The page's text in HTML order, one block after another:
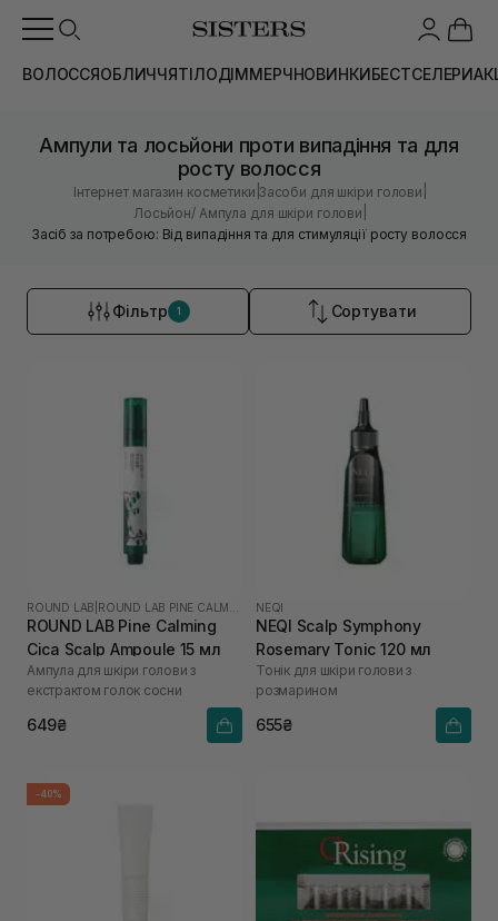
ВОЛОССЯОБЛИЧЧЯТІЛОДІММЕРЧНОВИНКИБЕСТСЕЛЕРИ
Ампули та лосьйони проти випадіння та для
росту волосся
Інтернет магазин косметики Засоби для шкіри голови
Лосьйон/ Ампула для шкіри голови
Засіб за потребою: Від випадіння та для стимуляції росту волосся
Фільтр 1 Сортувати
ROUND LAB
ROUND LAB Pine Calming
Cica Scalp Ampoule 15 мл
Ампула для шкіри голови з
екстрактом голок сосни
649₴
NEQI
NEQI Scalp Symphony
Rosemary Tonic 120 мл
Тонік для шкіри голови з
розмарином
655₴
-40%